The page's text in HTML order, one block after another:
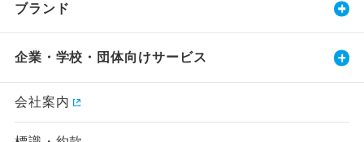
ブランド
企業・学校・団体向けサービス
会社案内